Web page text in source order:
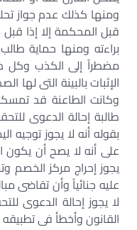
ومنها كذلك عدم جواز
قبل المحكمة إلا إذا قبل
براءته ومنها حماية
مضطراً إلى الكذب وكل
الإثبات بالبينة التى لها
وكانت الطاعنة قد
طالبة إحالة الدعوى
بقوله أنه لا يجوز
على أنه لا يصح أن يكون
يجوز إحراج مركز الخصم
عليه جنائياً وأن تقاضى
لا يجوز إحالة الدعوى
القانون وأخطأ فى